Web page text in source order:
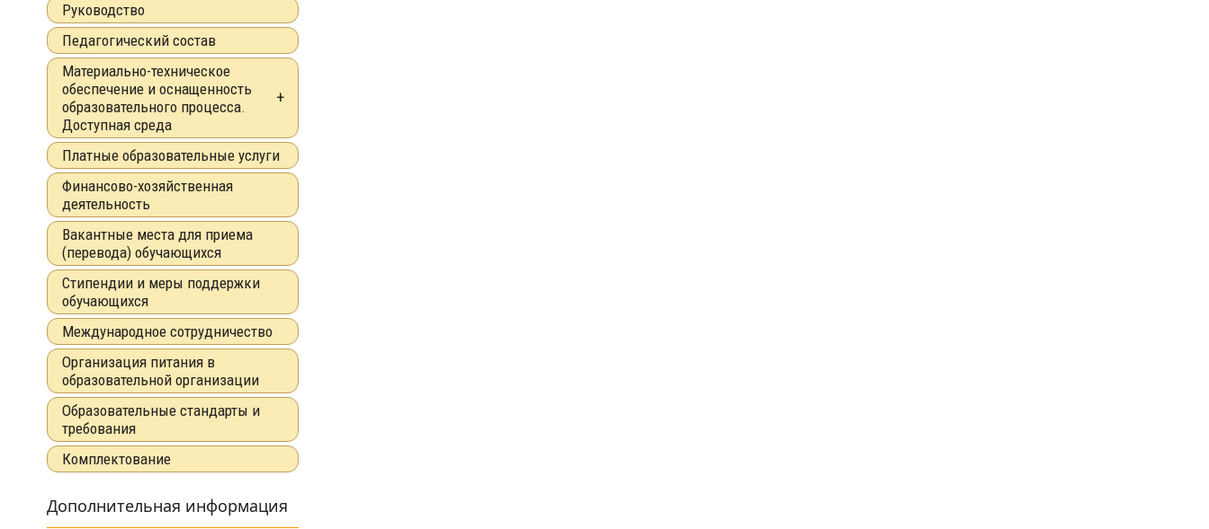
Руководство
Педагогический состав
Материально-техническое
обеспечение и оснащенность
образовательного процесса.
Доступная среда
Платные образовательные услуги
Финансово-хозяйственная
деятельность
Вакантные места для приема
(перевода) обучающихся
Стипендии и меры поддержки
обучающихся
Международное сотрудничество
Организация питания в
образовательной организации
Образовательные стандарты и
требования
Комплектование
Дополнительная информация